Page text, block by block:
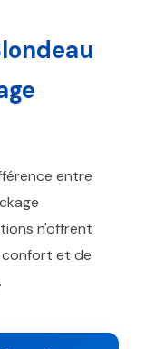
entre
n'offrent
confort et de